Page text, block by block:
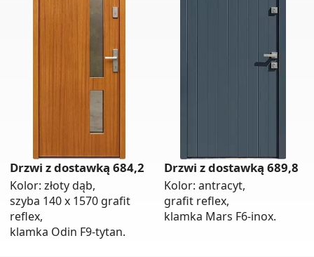
Drzwi z dostawką 684,2
Kolor: złoty dąb,
szyba 140 x 1570 grafit
reflex,
klamka Odin F9-tytan.
Drzwi z dostawką 689,8
Kolor: antracyt,
grafit reflex,
klamka Mars F6-inox.